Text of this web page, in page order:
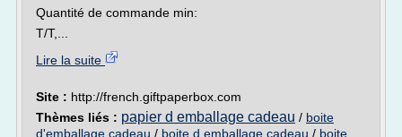
Quantité de commande min:
T/T,...
Lire la suite
Site : http://french.giftpaperbox.com
Thèmes liés : papier d emballage cadeau / boite
d'emballage cadeau / boite d emballage cadeau / boite